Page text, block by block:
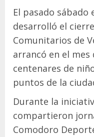
El pasado sábado
desarrolló el
Comunitarios de
arrancó en el
centenares de
puntos de la
Durante la
compartieron
Comodoro